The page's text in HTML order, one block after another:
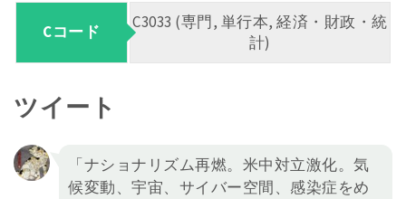
Cコード
C3033 (専門, 単行本, 経済・財政・統
計)
ツイート
「ナショナリズム再燃。米中対立激化。気
候変動、宇宙、サイバー空間、感染症をめ